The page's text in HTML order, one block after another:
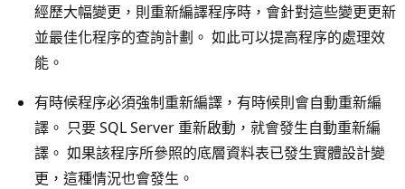
經歷大幅變更，則重新編譯程序時，會針對這些變更更新
並最佳化程序的查詢計劃。 如此可以提高程序的處理效
能。
有時候程序必須強制重新編譯，有時候則會自動重新編
譯。 只要 SQL Server 重新啟動，就會發生自動重新編
譯。 如果該程序所參照的底層資料表已發生實體設計變
更，這種情況也會發生。